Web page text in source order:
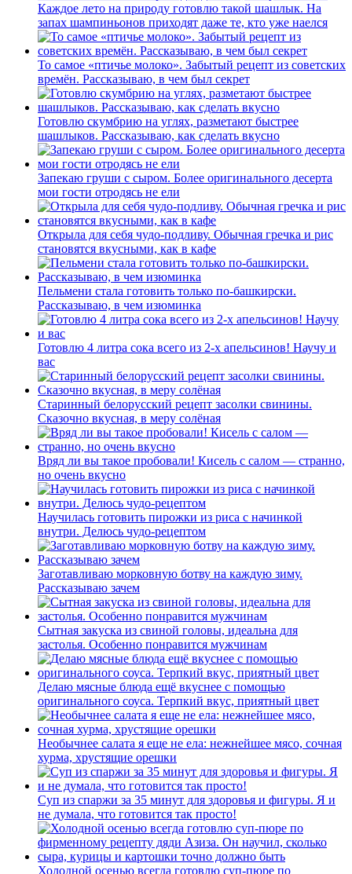
Каждое лето на природу готовлю такой шашлык. На
запах шампиньонов приходят даже те, кто уже наелся
То самое «птичье молоко». Забытый рецепт из советских
времён. Рассказываю, в чем был секрет
Готовлю скумбрию на углях, разметают быстрее
шашлыков. Рассказываю, как сделать вкусно
Запекаю груши с сыром. Более оригинального десерта
мои гости отродясь не ели
Открыла для себя чудо-подливу. Обычная гречка и рис
становятся вкусными, как в кафе
Пельмени стала готовить только по-башкирски.
Рассказываю, в чем изюминка
Готовлю 4 литра сока всего из 2-х апельсинов! Научу и
вас
Старинный белорусский рецепт засолки свинины.
Сказочно вкусная, в меру солёная
Вряд ли вы такое пробовали! Кисель с салом — странно,
но очень вкусно
Научилась готовить пирожки из риса с начинкой
внутри. Делюсь чудо-рецептом
Заготавливаю морковную ботву на каждую зиму.
Рассказываю зачем
Сытная закуска из свиной головы, идеальна для
застолья. Особенно понравится мужчинам
Делаю мясные блюда ещё вкуснее с помощью
оригинального соуса. Терпкий вкус, приятный цвет
Необычнее салата я еще не ела: нежнейшее мясо, сочная
хурма, хрустящие орешки
Суп из спаржи за 35 минут для здоровья и фигуры. Я и
не думала, что готовится так просто!
Холодной осенью всегда готовлю суп-пюре по